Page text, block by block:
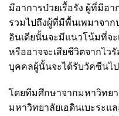
มีอาการป่วยเรื้อรัง ผู้ที่มีอ
รวมไปถึงผู้ที่มีพื้นเพมาจาก
อินเดียนั้นจะมีแนวโน้มที่จะ
หรืออาจจะเสียชีวิตจากไว
บุคคลผู้นั้นจะได้รับวัคซีนไ
โดยทีมศึกษาจากมหาวิทย
มหาวิทยาลัยเอดินเบะระ